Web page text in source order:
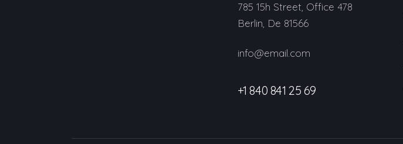
785 15h Street, Office 478
Berlin, De 81566
info@email.com
+1 840 841 25 69